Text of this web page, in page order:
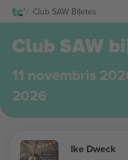
Club SAW Biļetes
Club SAW
11 novembris
2026
Ike Dweck